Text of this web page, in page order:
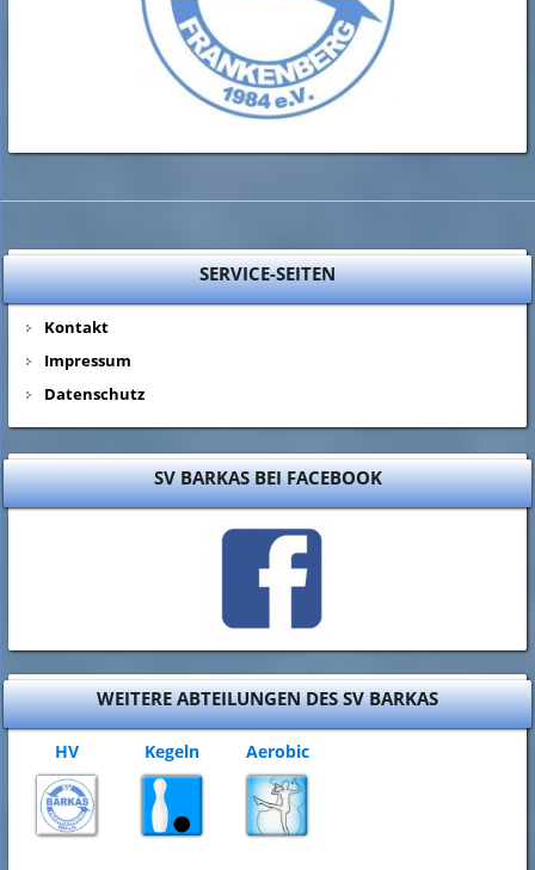
SERVICE-SEITEN
Kontakt
Impressum
Datenschutz
SV BARKAS BEI FACEBOOK
WEITERE ABTEILUNGEN DES SV BARKAS
HV Kegeln Aerobic